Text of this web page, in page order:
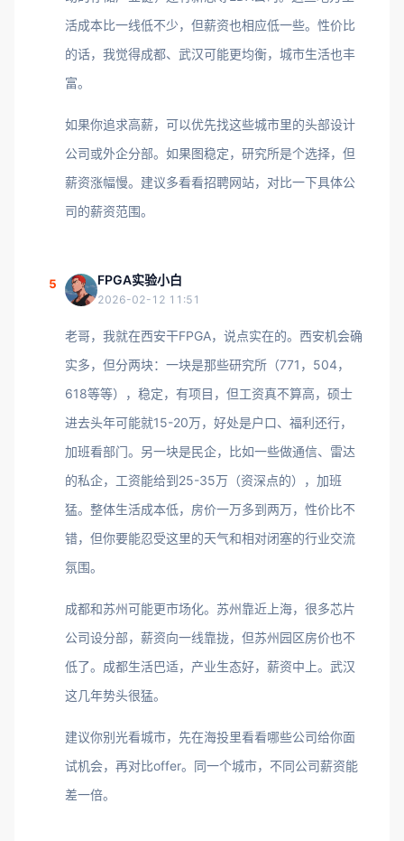
活成本比一线低不少，但薪资也相应低一些。性价比
的话，我觉得成都、武汉可能更均衡，城市生活也丰
富。
如果你追求高薪，可以优先找这些城市里的头部设计
公司或外企分部。如果图稳定，研究所是个选择，但
薪资涨幅慢。建议多看看招聘网站，对比一下具体公
司的薪资范围。
5 FPGA实验小白
2026-02-12 11:51
老哥，我就在西安干FPGA，说点实在的。西安机会确
实多，但分两块：一块是那些研究所（771，504，
618等等），稳定，有项目，但工资真不算高，硕士
进去头年可能就15-20万，好处是户口、福利还行，
加班看部门。另一块是民企，比如一些做通信、雷达
的私企，工资能给到25-35万（资深点的），加班
猛。整体生活成本低，房价一万多到两万，性价比不
错，但你要能忍受这里的天气和相对闭塞的行业交流
氛围。
成都和苏州可能更市场化。苏州靠近上海，很多芯片
公司设分部，薪资向一线靠拢，但苏州园区房价也不
低了。成都生活巴适，产业生态好，薪资中上。武汉
这几年势头很猛。
建议你别光看城市，先在海投里看看哪些公司给你面
试机会，再对比offer。同一个城市，不同公司薪资能
差一倍。